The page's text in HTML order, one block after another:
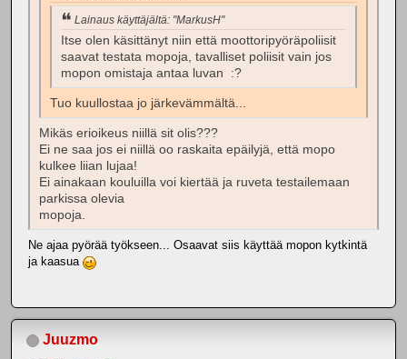
Lainaus käyttäjältä: "MarkusH"
Itse olen käsittänyt niin että moottoripyöräpoliisit
saavat testata mopoja, tavalliset poliisit vain jos
mopon omistaja antaa luvan :?
Tuo kuullostaa jo järkevämmältä...
Mikäs erioikeus niillä sit olis???
Ei ne saa jos ei niillä oo raskaita epäilyjä, että mopo
kulkee liian lujaa!
Ei ainakaan kouluilla voi kiertää ja ruveta testailemaan
parkissa olevia
mopoja.
Ne ajaa pyörää työkseen... Osaavat siis käyttää mopon kytkintä
ja kaasua
Juuzmo